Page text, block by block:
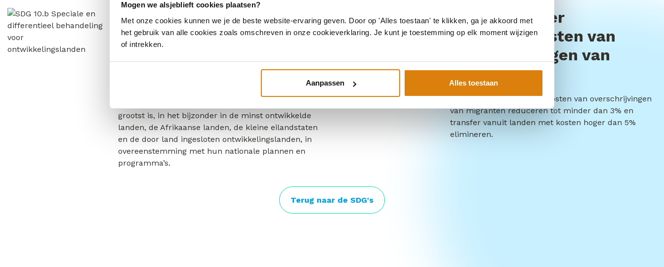
Mogen we alsjeblieft cookies plaatsen?
Met onze cookies kunnen we je de beste website-ervaring geven. Door op 'Alles toestaan' te klikken, ga je akkoord met
het gebruik van alle cookies zoals omschreven in onze cookieverklaring. Je kunt je toestemming op elk moment wijzigen
of intrekken.
Aanpassen Alles toestaan
10.b Speciale en
differentieel behandeling
Officiële ontwikkelingsbijstand en financiële stromen
grootst is, in het bijzonder in de minst ontwikkelde
landen, de Afrikaanse landen, de kleine eilandstaten
en de door land ingesloten ontwikkelingslanden, in
overeenstemming met hun nationale plannen en
programma’s.
10.c Verminder
transactiekosten van
overschrijvingen van
migranten
Tegen 2030 de transactiekosten van overschrijvingen
van migranten reduceren tot minder dan 3% en
transfer vanuit landen met kosten hoger dan 5%
elimineren.
Terug naar de SDG's